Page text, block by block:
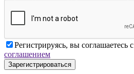
Регистрируясь, вы соглашаетесь с
соглашением
Зарегистрироваться